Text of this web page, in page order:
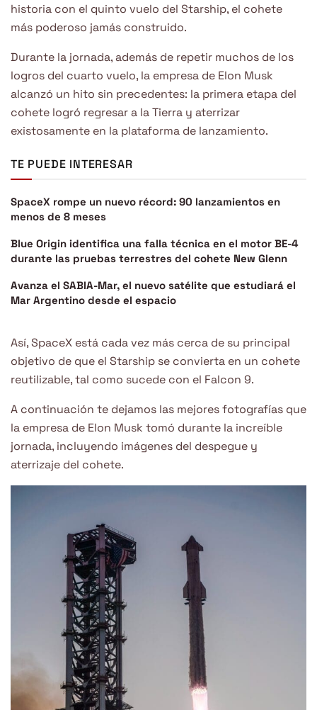
historia con el quinto vuelo del Starship, el cohete
más poderoso jamás construido.
Durante la jornada, además de repetir muchos de los
logros del cuarto vuelo, la empresa de Elon Musk
alcanzó un hito sin precedentes: la primera etapa del
cohete logró regresar a la Tierra y aterrizar
existosamente en la plataforma de lanzamiento.
TE PUEDE INTERESAR
SpaceX rompe un nuevo récord: 90 lanzamientos en
menos de 8 meses
Blue Origin identifica una falla técnica en el motor BE-4
durante las pruebas terrestres del cohete New Glenn
Avanza el SABIA-Mar, el nuevo satélite que estudiará el
Mar Argentino desde el espacio
Así, SpaceX está cada vez más cerca de su principal
objetivo de que el Starship se convierta en un cohete
reutilizable, tal como sucede con el Falcon 9.
A continuación te dejamos las mejores fotografías que
la empresa de Elon Musk tomó durante la increíble
jornada, incluyendo imágenes del despegue y
aterrizaje del cohete.